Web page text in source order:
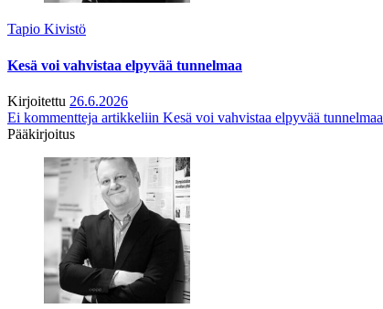
Tapio Kivistö
Kesä voi vahvistaa elpyvää tunnelmaa
Kirjoitettu 26.6.2026
Ei kommentteja artikkeliin Kesä voi vahvistaa elpyvää tunnelmaa
Pääkirjoitus